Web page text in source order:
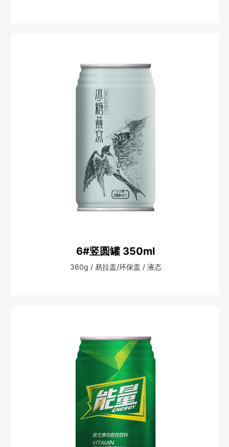
6#竖圆罐 350ml
360g / 易拉盖/环保盖 / 液态